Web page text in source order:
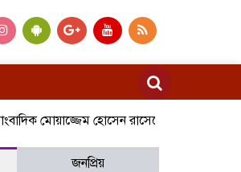
মোয়াজ্জেম হোসেন রাসেলের পিতা তোফাজ্জল
জনপ্রিয়